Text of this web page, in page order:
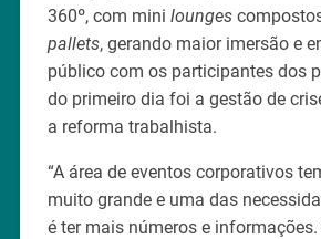
360º, com mini lounges
pallets, gerando maior imersão e
público com os participantes dos
do primeiro dia foi a gestão de
a reforma trabalhista.
“A área de eventos corporativos
muito grande e uma das
é ter mais números e